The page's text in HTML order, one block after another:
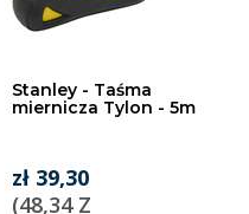
Stanley - Taśma
miernicza Tylon - 5m
zł 39,30
(48,34 Z